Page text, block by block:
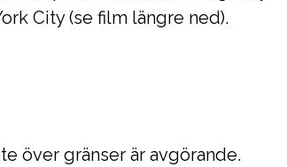
City (se film längre ned).
över gränser är avgörande.